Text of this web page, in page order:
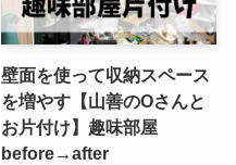
壁面を使って収納スペース
を増やす【山善のOさんと
お片付け】趣味部屋
before→after